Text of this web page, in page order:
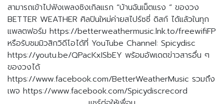
สามารถเข้าไปฟังเพลงซิงเกิลแรก “บ้านฉันเน็ตแรง ” ของวง
BETTER WEATHER ศิลปินใหม่ค่ายสไปร์ซซี่ ดิสก์ ได้แล้วในทุก
แพลตฟอร์ม https://betterweathermusic.lnk.to/freewifiFP
หรือรับชมมิวสิกวิดีโอได้ที่ YouTube Channel: Spicydisc
https://youtu.be/QPacKxISbEY พร้อมอัพเดตข่าวสารอื่น ๆ
ของวงได้
https://www.facebook.com/BetterWeatherMusic รวมถึง
เพจ https://www.facebook.com/Spicydiscrecord